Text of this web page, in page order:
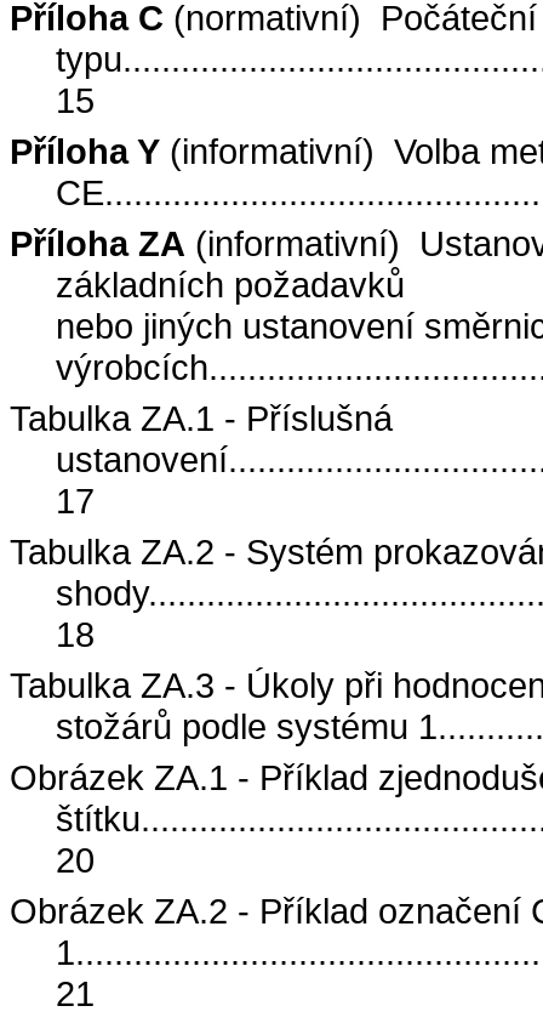
Příloha C (normativní)
typu
15
Příloha Y (informativní) Volba
CE
Příloha ZA (informativní)
základních požadavků
nebo jiných ustanovení
výrobcích
Tabulka ZA.1 - Příslušná
ustanovení
17
Tabulka ZA.2 - Systém
shody
18
Tabulka ZA.3 - Úkoly při
stožárů podle systému 1
Obrázek ZA.1 - Příklad
štítku
20
Obrázek ZA.2 - Příklad označení
1
21